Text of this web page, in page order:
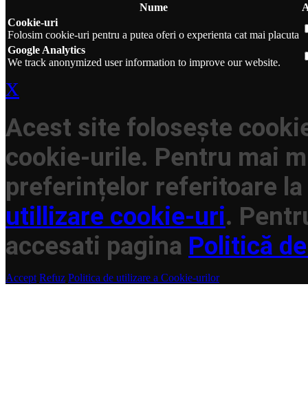
Nume
Cookie-uri
Folosim cookie-uri pentru a putea oferi o experienta cat mai placuta
Google Analytics
We track anonymized user information to improve our website.
x
Acest site folosește
cookie-urile. Pentru mai
preferințelor referitoare
utillizare cookie-uri.
accesati pagina Politică
Accept Refuz Politica de utilizare a Cookie-urilor